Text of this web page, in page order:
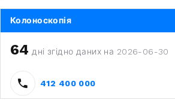
Колоноскопія
64 дні згідно даних на 2026-06-30
412 400 000